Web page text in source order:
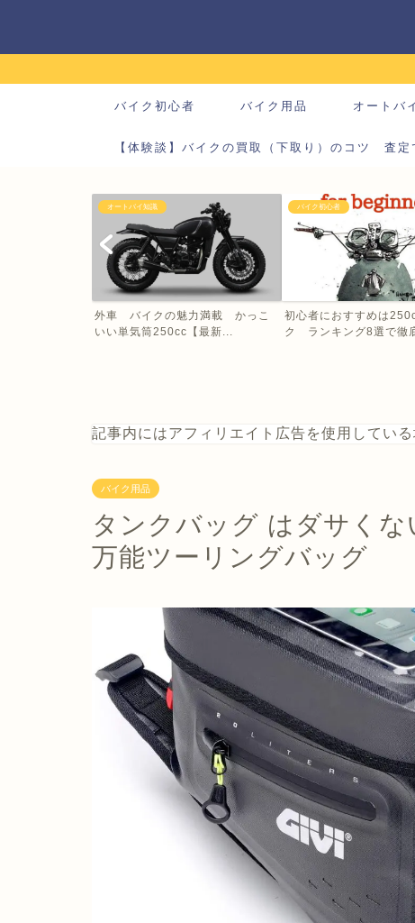
バイク初心者 バイク用品 オートバ
【体験談】バイクの買取（下取り）のコツ 査
オートバイ知識
外車 バイクの魅力満載 かっこ
いい単気筒250cc【最新...
バイク初心者
初心者におすすめは
ク ランキング8選で徹
記事内にはアフィリエイト広告を使用している
バイク用品
タンクバッグ はダサく
万能ツーリングバッグ